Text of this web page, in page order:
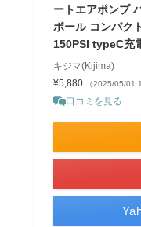
ートエアポンプ
ボール コンパク
150PSI typeC充
キジマ(Kijima)
¥5,880
（2025/05/01
口コミを見る